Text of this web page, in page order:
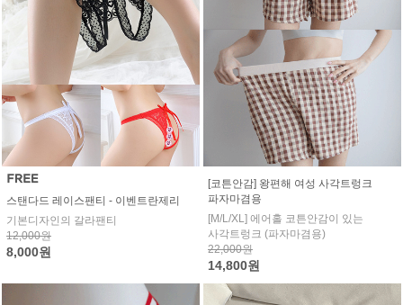
스탠다드 레이스팬티 - 이벤트란제리
기본디자인의 갈라팬티
12,000원
8,000원
[코튼안감] 왕편해 여성 사각트렁크
파자마겸용
[M/L/XL] 에어홀 코튼안감이 있는
사각트렁크 (파자마겸용)
22,000원
14,800원